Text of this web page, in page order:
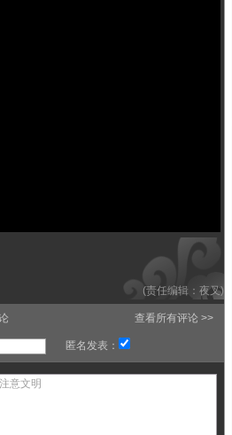
(责任编辑：夜叉)
查看所有评论 >>
匿名发表：